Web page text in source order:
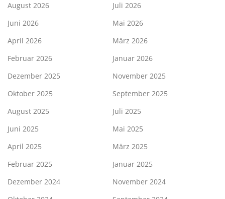
August 2026
Juli 2026
Juni 2026
Mai 2026
April 2026
März 2026
Februar 2026
Januar 2026
Dezember 2025
November 2025
Oktober 2025
September 2025
August 2025
Juli 2025
Juni 2025
Mai 2025
April 2025
März 2025
Februar 2025
Januar 2025
Dezember 2024
November 2024